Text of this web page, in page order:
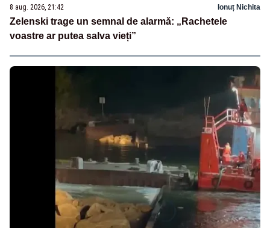
8 aug. 2026, 21:42 Ionuț Nichita
Zelenski trage un semnal de alarmă: „Rachetele
voastre ar putea salva vieți”